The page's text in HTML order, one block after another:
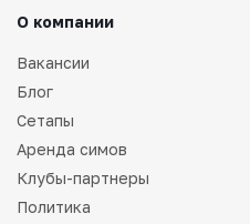
О компании
Вакансии
Блог
Сетапы
Аренда симов
Клубы-партнеры
Политика